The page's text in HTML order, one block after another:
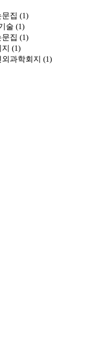
집 (1)
술 (1)
집 (1)
(1)
과학회지 (1)